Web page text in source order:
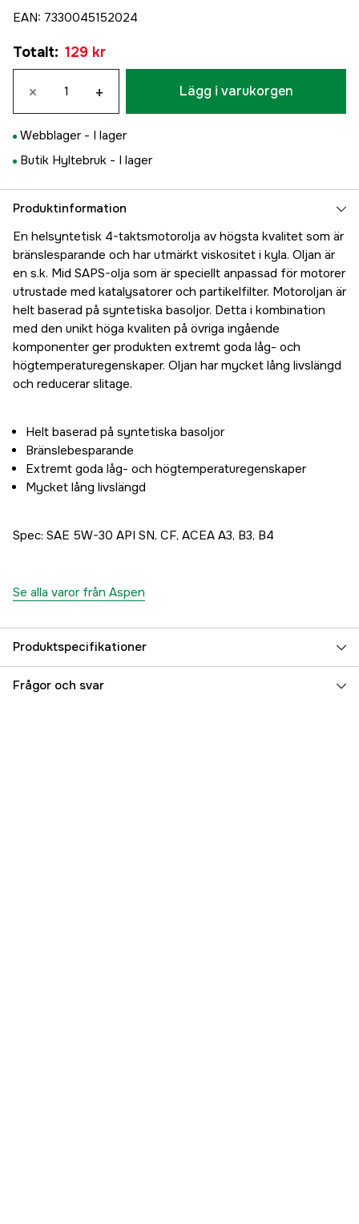
EAN: 7330045152024
Totalt: 129 kr
× + Lägg i varukorgen
Webblager - I lager
Butik Hyltebruk - I lager
Produktinformation
En helsyntetisk 4-taktsmotorolja av högsta kvalitet som är
bränslesparande och har utmärkt viskositet i kyla. Oljan är
en s.k. Mid SAPS-olja som är speciellt anpassad för motorer
utrustade med katalysatorer och partikelfilter. Motoroljan är
helt baserad på syntetiska basoljor. Detta i kombination
med den unikt höga kvaliten på övriga ingående
komponenter ger produkten extremt goda låg- och
högtemperaturegenskaper. Oljan har mycket lång livslängd
och reducerar slitage.
Helt baserad på syntetiska basoljor
Bränslebesparande
Extremt goda låg- och högtemperaturegenskaper
Mycket lång livslängd
Spec: SAE 5W-30 API SN, CF, ACEA A3, B3, B4
Se alla varor från Aspen
Produktspecifikationer
Oljetyp SAE 5W-30
Frågor och svar